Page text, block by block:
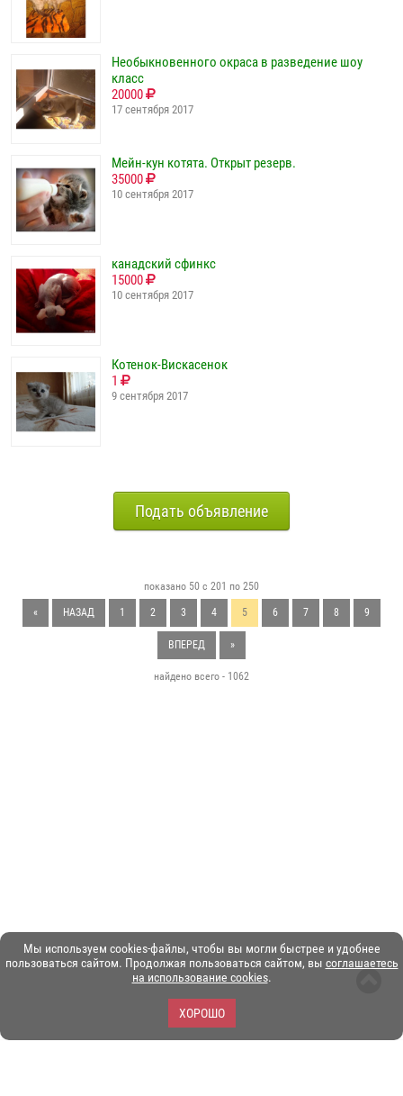
Мы используем cookies-файлы, чтобы вы могли быстрее и удобнее
пользоваться сайтом. Продолжая пользоваться сайтом, вы соглашаетесь
на использование cookies.
ХОРОШО
Необыкновенного окраса в разведение шоу
класс
20000
17 сентября 2017
Мейн-кун котята. Открыт резерв.
35000
10 сентября 2017
канадский сфинкс
15000
10 сентября 2017
Котенок-Вискасенок
1
9 сентября 2017
Подать объявление
показано 50 с 201 по 250
« НАЗАД 1 2 3 4 5 6 7 8 9
ВПЕРЕД »
найдено всего - 1062